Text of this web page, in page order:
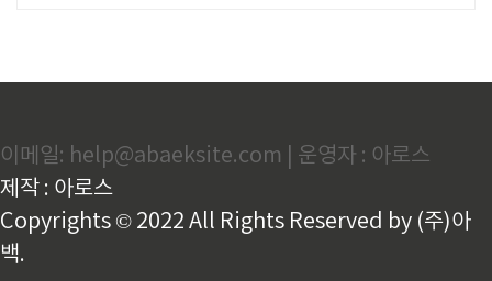
이메일: help@abaeksite.com | 운영자 : 아로스
제작 : 아로스
Copyrights © 2022 All Rights Reserved by (주)아
백.